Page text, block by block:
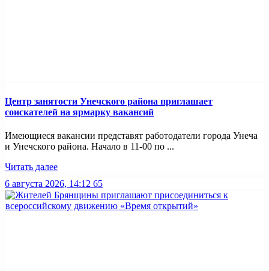
Центр занятости Унечского района приглашает
соискателей на ярмарку вакансий
Имеющиеся вакансии представят работодатели города Унеча
и Унечского района. Начало в 11-00 по ...
Читать далее
6 августа 2026, 14:12 65